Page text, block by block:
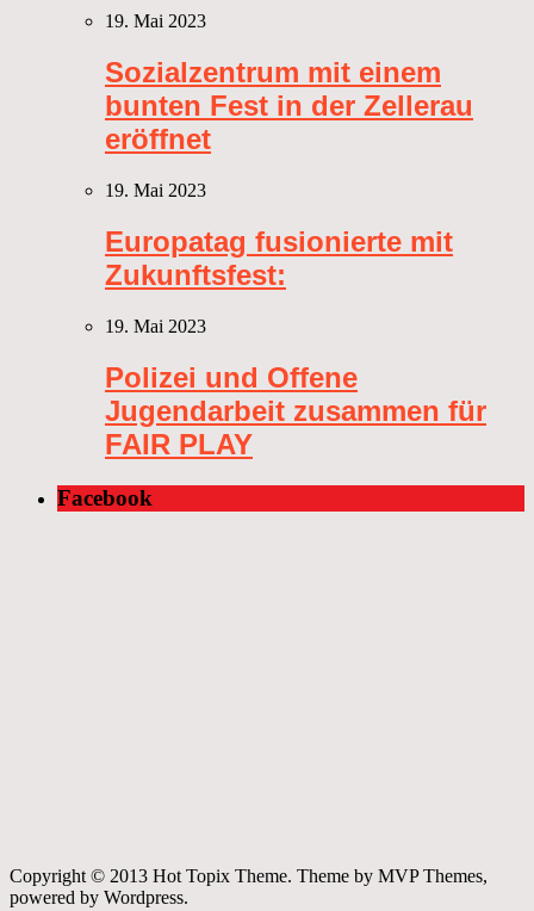
19. Mai 2023
Sozialzentrum mit einem
bunten Fest in der Zellerau
eröffnet
19. Mai 2023
Europatag fusionierte mit
Zukunftsfest:
19. Mai 2023
Polizei und Offene
Jugendarbeit zusammen für
FAIR PLAY
Facebook
Copyright © 2013 Hot Topix Theme. Theme by MVP Themes,
powered by Wordpress.